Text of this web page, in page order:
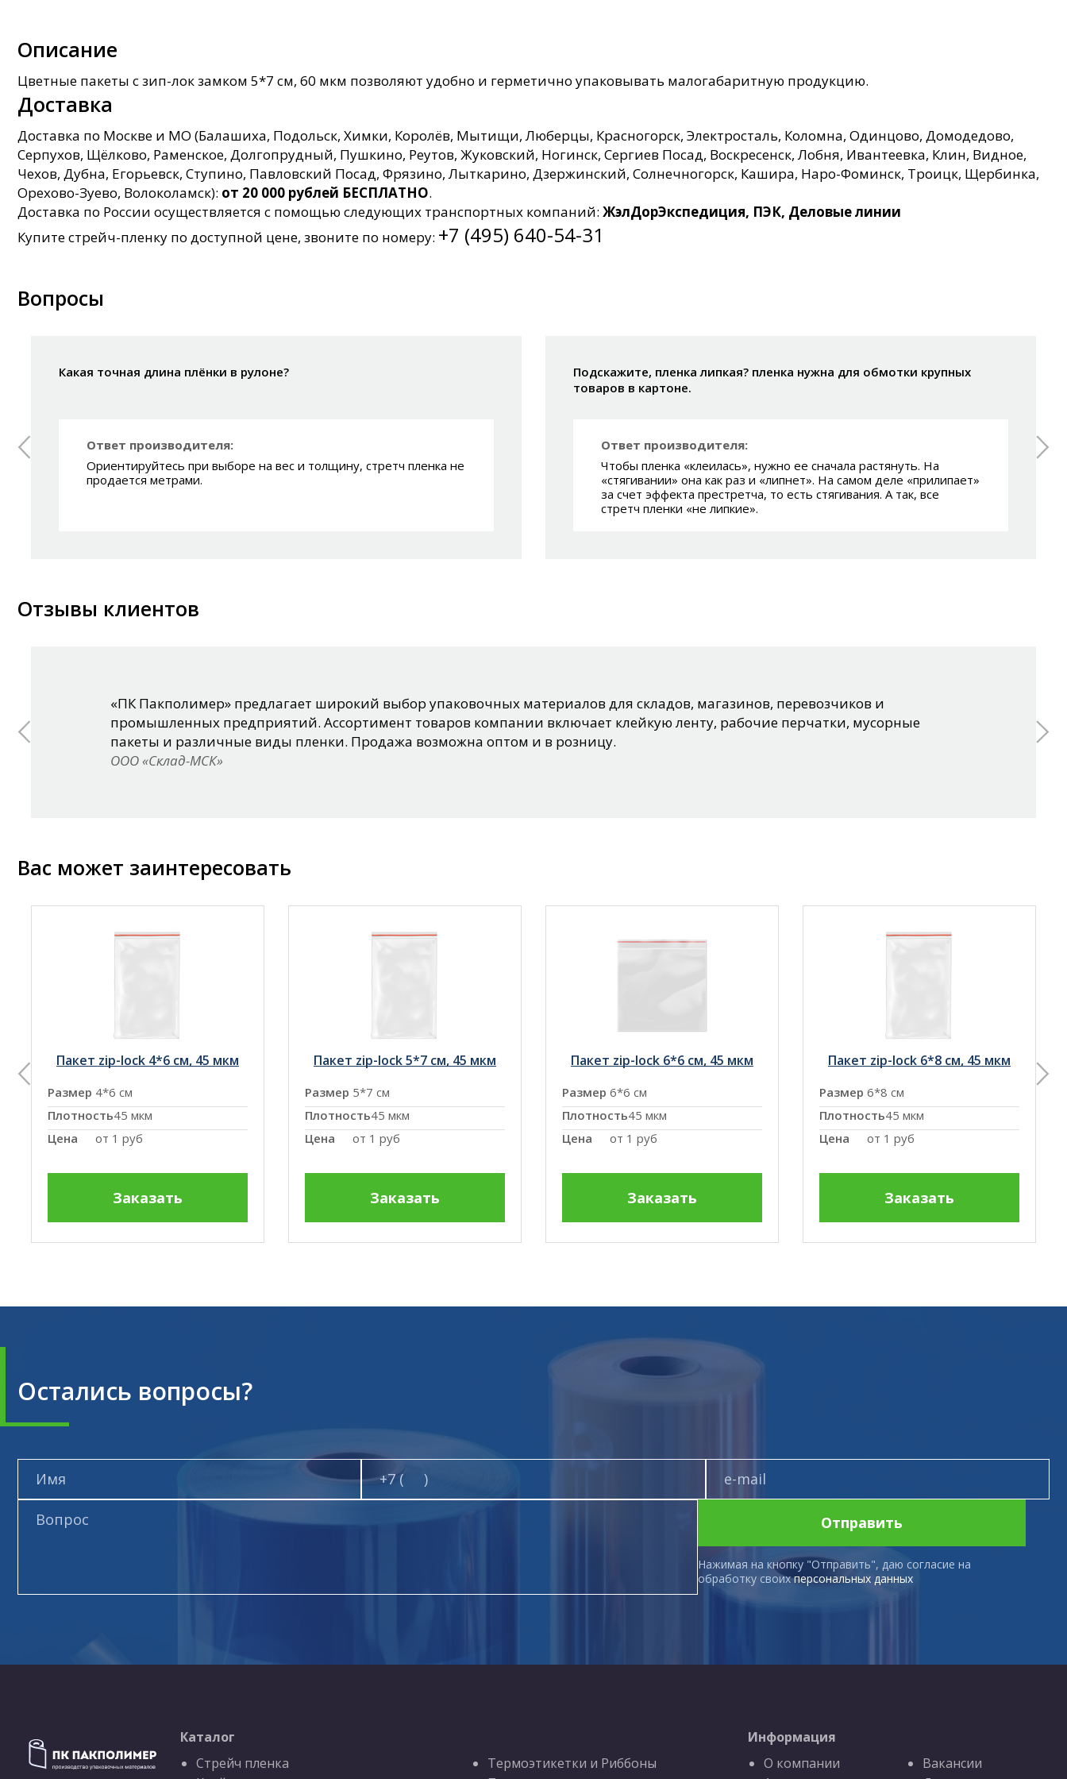
Описание
Цветные пакеты с зип-лок замком 5*7 см, 60 мкм позволяют удобно и герметично упаковывать малогабаритную продукцию.
Доставка
Доставка по Москве и МО (Балашиха, Подольск, Химки, Королёв, Мытищи, Люберцы, Красногорск, Электросталь, Коломна, Одинцово, Домодедово,
Серпухов, Щёлково, Раменское, Долгопрудный, Пушкино, Реутов, Жуковский, Ногинск, Сергиев Посад, Воскресенск, Лобня, Ивантеевка, Клин, Видное,
Чехов, Дубна, Егорьевск, Ступино, Павловский Посад, Фрязино, Лыткарино, Дзержинский, Солнечногорск, Кашира, Наро-Фоминск, Троицк, Щербинка,
Орехово-Зуево, Волоколамск): от 20 000 рублей БЕСПЛАТНО.
Доставка по России осуществляется с помощью следующих транспортных компаний: ЖэлДорЭкспедиция, ПЭК, Деловые линии
Купите стрейч-пленку по доступной цене, звоните по номеру: +7 (495) 640-54-31
Вопросы
Какая точная длина плёнки в рулоне?
Ответ производителя:
Ориентируйтесь при выборе на вес и толщину, стретч пленка не
продается метрами.
Подскажите, пленка липкая? пленка нужна для обмотки крупных
товаров в картоне.
Ответ производителя:
Чтобы пленка «клеилась», нужно ее сначала растянуть. На
«стягивании» она как раз и «липнет». На самом деле «прилипает»
за счет эффекта престретча, то есть стягивания. А так, все
стретч пленки «не липкие».
Отзывы клиентов
«ПК Пакполимер» предлагает широкий выбор упаковочных материалов для складов, магазинов, перевозчиков и
промышленных предприятий. Ассортимент товаров компании включает клейкую ленту, рабочие перчатки, мусорные
пакеты и различные виды пленки. Продажа возможна оптом и в розницу.
ООО «Склад-МСК»
Вас может заинтересовать
Пакет zip-lock 4*6 см, 45 мкм
Размер 4*6 см
Плотность45 мкм
Цена
от 1 руб
Заказать
Пакет zip-lock 5*7 см, 45 мкм
Размер 5*7 см
Плотность45 мкм
Цена
от 1 руб
Заказать
Пакет zip-lock 6*6 см, 45 мкм
Размер 6*6 см
Плотность45 мкм
Цена
от 1 руб
Заказать
Пакет zip-lock 6*8 см, 45 мкм
Размер 6*8 см
Плотность45 мкм
Цена
от 1 руб
Заказать
Остались вопросы?
Нажимая на кнопку "Отправить", даю согласие на
обработку своихперсональных данных
Отправить
Каталог
Стрейч пленка
Термоэтикетки и Риббоны
Информация
О компании
Вакансии